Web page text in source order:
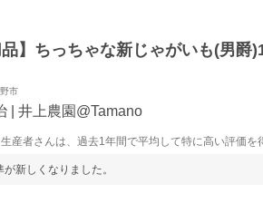
品】ちっちゃな新じゃがいも(男爵
市
| 井上農園@Tamano
産者さんは、過去1年間で平均して特に高い評価を
新しくなりました。